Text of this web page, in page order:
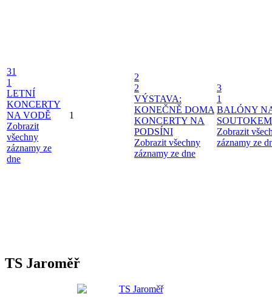
31
1
LETNÍ
KONCERTY
NA VODĚ
Zobrazit
všechny
záznamy ze
dne
1
2
2
VÝSTAVA:
KONEČNĚ DOMA
KONCERTY NA
PODSÍNI
Zobrazit všechny
záznamy ze dne
3
1
BALÓNY
SOUTOKEM
Zobrazit
záznamy ze
TS Jaroměř